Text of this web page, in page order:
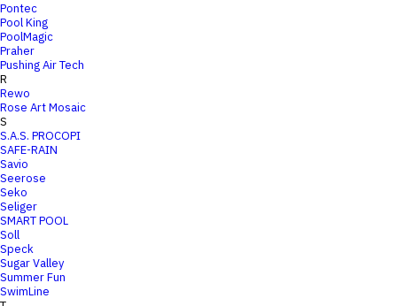
Pontec
Pool King
PoolMagic
Praher
Pushing Air Tech
R
Rewo
Rose Art Mosaic
S
S.A.S. PROCOPI
SAFE-RAIN
Savio
Seerose
Seko
Seliger
SMART POOL
Soll
Speck
Sugar Valley
Summer Fun
SwimLine